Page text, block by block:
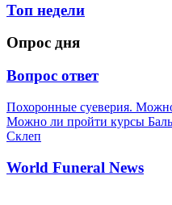
Топ недели
Опрос дня
Вопрос ответ
Похоронные суеверия.
Можно ли пройти курсы
Склеп
World Funeral News